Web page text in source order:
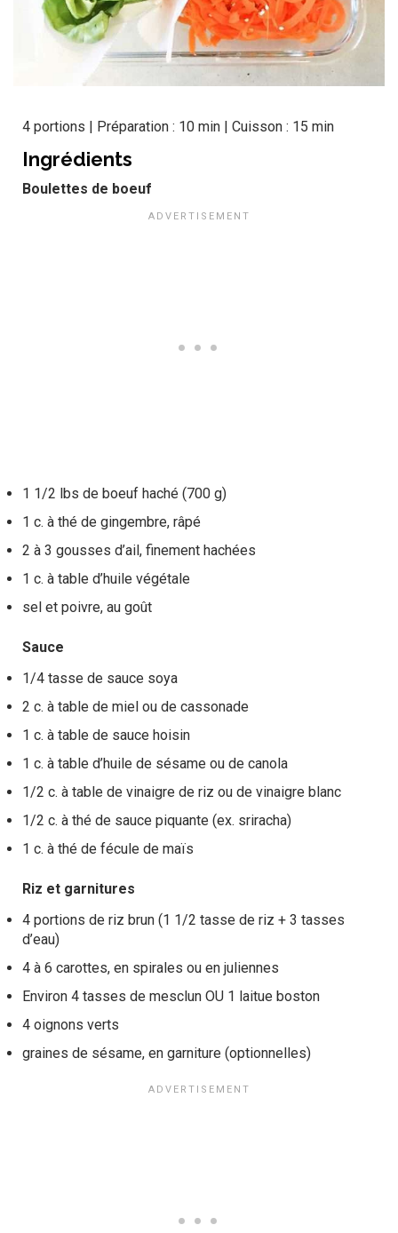
4 portions | Préparation : 10 min | Cuisson : 15 min
Ingrédients
Boulettes de boeuf
1 1/2 lbs de boeuf haché (700 g)
1 c. à thé de gingembre, râpé
2 à 3 gousses d’ail, finement hachées
1 c. à table d’huile végétale
sel et poivre, au goût
Sauce
1/4 tasse de sauce soya
2 c. à table de miel ou de cassonade
1 c. à table de sauce hoisin
1 c. à table d’huile de sésame ou de canola
1/2 c. à table de vinaigre de riz ou de vinaigre blanc
1/2 c. à thé de sauce piquante (ex. sriracha)
1 c. à thé de fécule de maïs
Riz et garnitures
4 portions de riz brun (1 1/2 tasse de riz + 3 tasses
d’eau)
4 à 6 carottes, en spirales ou en juliennes
Environ 4 tasses de mesclun OU 1 laitue boston
4 oignons verts
graines de sésame, en garniture (optionnelles)